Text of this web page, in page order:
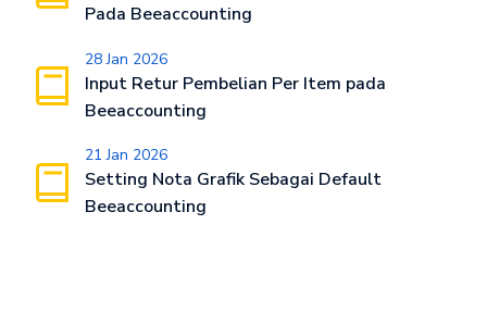
Pada Beeaccounting
28 Jan 2026
Input Retur Pembelian Per Item pada
Beeaccounting
21 Jan 2026
Setting Nota Grafik Sebagai Default
Beeaccounting